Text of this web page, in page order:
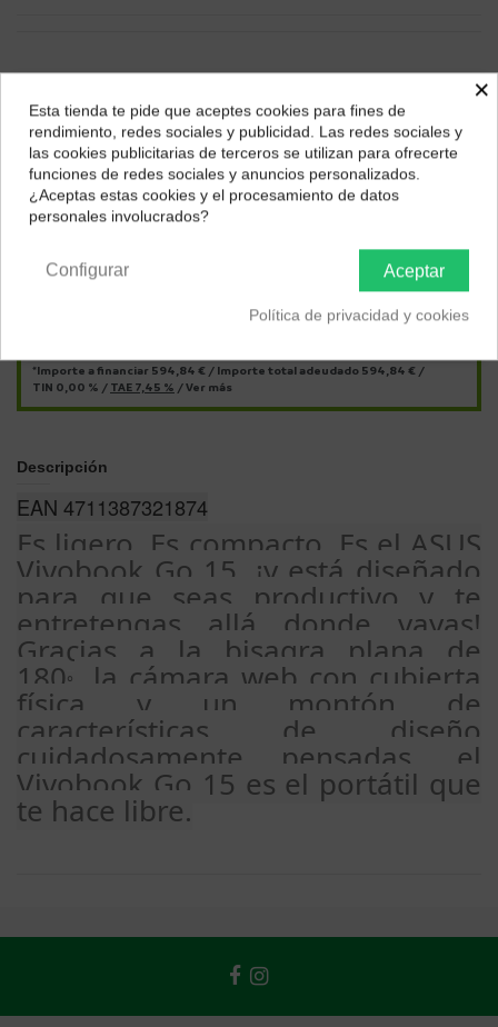
cuotas
*Importe a financiar 594,84 € / Importe total adeudado 594,84 € /
TIN 0,00 % / TAE 7,45 % /Ver más
Descripción
EAN 4711387321874
Es ligero. Es compacto. Es el ASUS
Vivobook Go 15, ¡y está diseñado
para que seas productivo y te
entretengas allá donde vayas!
Gracias a la bisagra plana de
180° , la cámara web con cubierta
física y un montón de
características de diseño
cuidadosamente pensadas, el
Vivobook Go 15 es el portátil que
te hace libre.
¿Dónde deseas recibir tu pedido?
Selecciona tu ubicación para mostrarte los precios e
impuestos correctos para tu región.
×
Esta tienda te pide que aceptes cookies para fines de
rendimiento, redes sociales y publicidad. Las redes sociales y
las cookies publicitarias de terceros se utilizan para ofrecerte
funciones de redes sociales y anuncios personalizados.
¿Aceptas estas cookies y el procesamiento de datos
personales involucrados?
Aceptar
Configurar
Política de privacidad y cookies